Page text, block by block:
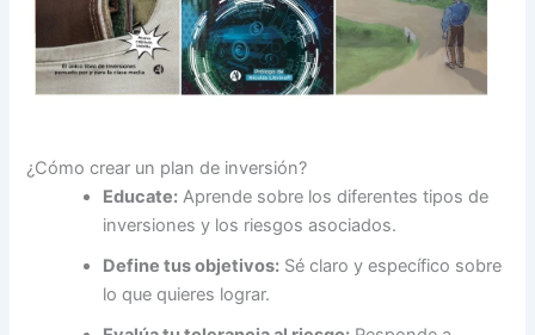
¿Cómo crear un plan de inversión?
Educate: Aprende sobre los diferentes tipos de
inversiones y los riesgos asociados.
Define tus objetivos: Sé claro y específico sobre
lo que quieres lograr.